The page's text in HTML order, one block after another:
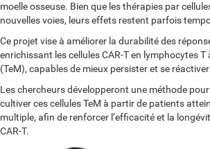
moelle osseuse. Bien que les thérapies par
nouvelles voies, leurs effets restent parfois
Ce projet vise à améliorer la durabilité des
enrichissant les cellules CAR-T en lymphocytes T
(TeM), capables de mieux persister et se
Les chercheurs développeront une méthode
cultiver ces cellules TeM à partir de patients
multiple, afin de renforcer l’efficacité et la
CAR-T.